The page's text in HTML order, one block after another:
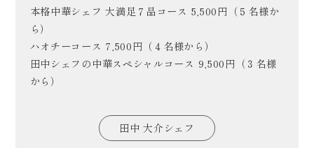
本格中華シェフ 大満足７品コース 5,500円（５名様か
ら）
ハオチーコース 7,500円（４名様から）
田中シェフの中華スペシャルコース 9,500円（３名様
から）
田中 大介シェフ